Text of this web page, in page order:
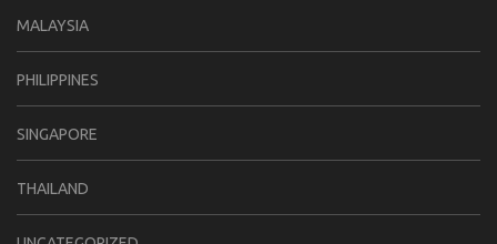
MALAYSIA
PHILIPPINES
SINGAPORE
THAILAND